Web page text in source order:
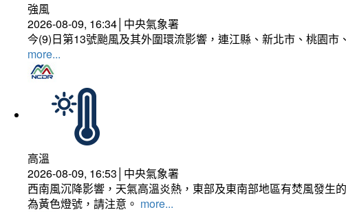
強風
2026-08-09, 16:34│中央氣象署
今(9)日第13號颱風及其外圍環流影響，連江縣、新北市、桃園
more...
高溫
2026-08-09, 16:53│中央氣象署
西南風沉降影響，天氣高溫炎熱，東部及東南部地區有焚風發
為黃色燈號，請注意。 more...